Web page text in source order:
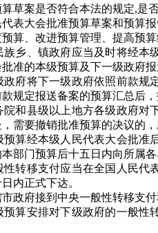
案是否符合本法的规定,是
大会批准预算草案和预算报
、改进预算管理、提高预算
、镇政府应当及时将经本级
准的本级预算及下一级政府
将下一级政府依照前款规
规定报送备案的预算汇总后
县级以上地方各级政府对下
需要撤销批准预算的决议的
经本级人民代表大会批准后
部门预算后十五日内向所属
移支付应当在全国人民代
内正式下达。
府接到中央一般性转移支付
安排对下级政府的一般性